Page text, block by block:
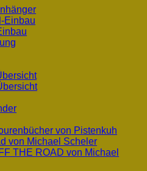
Einbau
von Pistenkuh
von Michael Scheler
THE ROAD von Michael